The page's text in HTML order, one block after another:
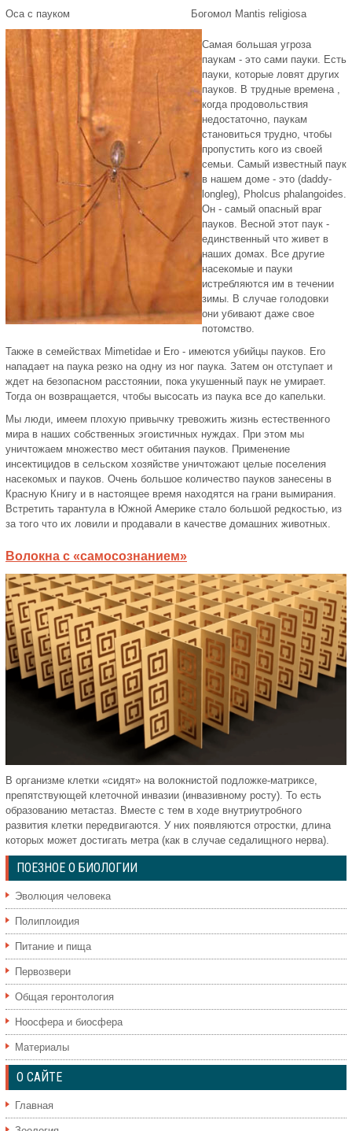
Оса с пауком Богомол Mantis religiosa
Самая большая угроза
паукам - это сами пауки. Есть
пауки, которые ловят других
пауков. В трудные времена ,
когда продовольствия
недостаточно, паукам
становиться трудно, чтобы
пропустить кого из своей
семьи. Самый известный паук
в нашем доме - это (daddy-
longleg), Pholcus phalangoides.
Он - самый опасный враг
пауков. Весной этот паук -
единственный что живет в
наших домах. Все другие
насекомые и пауки
истребляются им в течении
зимы. В случае голодовки
они убивают даже свое
потомство.
Также в семействах Mimetidae и Ero - имеются убийцы пауков. Ero
нападает на паука резко на одну из ног паука. Затем он отступает и
ждет на безопасном расстоянии, пока укушенный паук не умирает.
Тогда он возвращается, чтобы высосать из паука все до капельки.
Мы люди, имеем плохую привычку тревожить жизнь естественного
мира в наших собственных эгоистичных нуждах. При этом мы
уничтожаем множество мест обитания пауков. Применение
инсектицидов в сельском хозяйстве уничтожают целые поселения
насекомых и пауков. Очень большое количество пауков занесены в
Красную Книгу и в настоящее время находятся на грани вымирания.
Встретить тарантула в Южной Америке стало большой редкостью, из
за того что их ловили и продавали в качестве домашних животных.
Волокна с «самосознанием»
В организме клетки «сидят» на волокнистой подложке-матриксе,
препятствующей клеточной инвазии (инвазивному росту). То есть
образованию метастаз. Вместе с тем в ходе внутриутробного
развития клетки передвигаются. У них появляются отростки, длина
которых может достигать метра (как в случае седалищного нерва).
ПОЕЗНОЕ О БИОЛОГИИ
Эволюция человека
Полиплоидия
Питание и пища
Первозвери
Общая геронтология
Ноосфера и биосфера
Материалы
О САЙТЕ
Главная